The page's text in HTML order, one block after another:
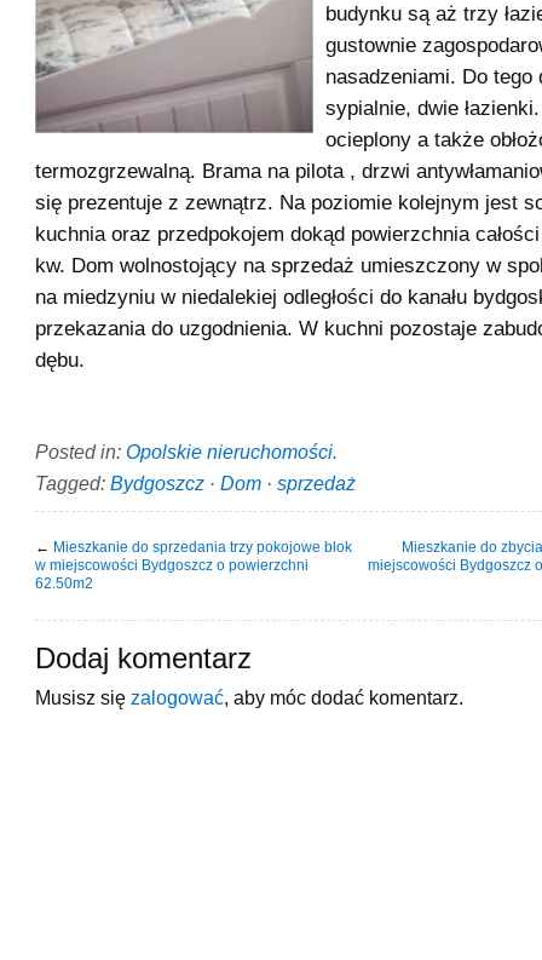
budynku są aż trzy
gustownie
nasadzeniami. Do tego
sypialnie, dwie
ocieplony a także
termozgrzewalną. Brama na pilota , drzwi
się prezentuje z zewnątrz. Na poziomie kolejnym jest
kuchnia oraz przedpokojem dokąd powierzchnia
kw. Dom wolnostojący na sprzedaż umieszczony w
na miedzyniu w niedalekiej odległości do kanału
przekazania do uzgodnienia. W kuchni pozostaje
dębu.
Posted in: Opolskie nieruchomości.
Tagged: Bydgoszcz · Dom · sprzedaż
← Mieszkanie do sprzedania trzy pokojowe blok
w miejscowości Bydgoszcz o powierzchni
62.50m2
Mieszkanie do
miejscowości Bydgoszcz
Dodaj komentarz
Musisz się zalogować , aby móc dodać komentarz.